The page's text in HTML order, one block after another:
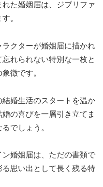
た婚姻届は、ジブリファ
。
クターが婚姻届に描かれ
れられない特別な一枚と
徴です。
婚生活のスタートを温か
の喜びを一層引き立てま
でしょう。
婚姻届は、ただの書類で
思い出として長く残る特